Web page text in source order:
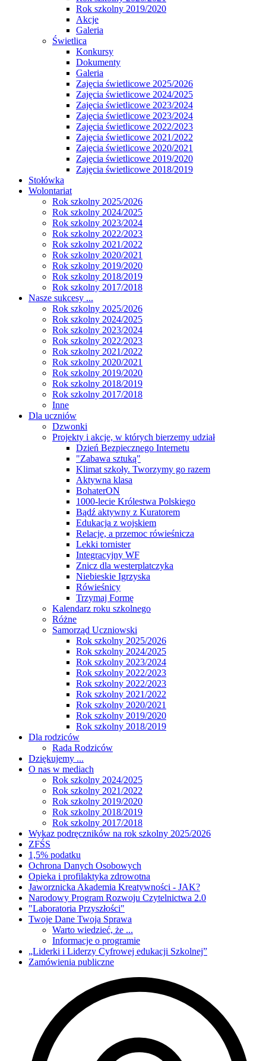
Rok szkolny 2019/2020
Akcje
Galeria
Świetlica
Konkursy
Dokumenty
Galeria
Zajęcia świetlicowe 2025/2026
Zajęcia świetlicowe 2024/2025
Zajęcia świetlicowe 2023/2024
Zajęcia świetlicowe 2023/2024
Zajęcia świetlicowe 2022/2023
Zajęcia świetlicowe 2021/2022
Zajęcia świetlicowe 2020/2021
Zajęcia świetlicowe 2019/2020
Zajęcia świetlicowe 2018/2019
Stołówka
Wolontariat
Rok szkolny 2025/2026
Rok szkolny 2024/2025
Rok szkolny 2023/2024
Rok szkolny 2022/2023
Rok szkolny 2021/2022
Rok szkolny 2020/2021
Rok szkolny 2019/2020
Rok szkolny 2018/2019
Rok szkolny 2017/2018
Nasze sukcesy ...
Rok szkolny 2025/2026
Rok szkolny 2024/2025
Rok szkolny 2023/2024
Rok szkolny 2022/2023
Rok szkolny 2021/2022
Rok szkolny 2020/2021
Rok szkolny 2019/2020
Rok szkolny 2018/2019
Rok szkolny 2017/2018
Inne
Dla uczniów
Dzwonki
Projekty i akcje, w których bierzemy udział
Dzień Bezpiecznego Internetu
"Zabawa sztuką"
Klimat szkoły. Tworzymy go razem
Aktywna klasa
BohaterON
1000-lecie Królestwa Polskiego
Bądź aktywny z Kuratorem
Edukacja z wojskiem
Relacje, a przemoc rówieśnicza
Lekki tornister
Integracyjny WF
Znicz dla westerplatczyka
Niebieskie Igrzyska
Rówieśnicy
Trzymaj Formę
Kalendarz roku szkolnego
Różne
Samorząd Uczniowski
Rok szkolny 2025/2026
Rok szkolny 2024/2025
Rok szkolny 2023/2024
Rok szkolny 2022/2023
Rok szkolny 2022/2023
Rok szkolny 2021/2022
Rok szkolny 2020/2021
Rok szkolny 2019/2020
Rok szkolny 2018/2019
Dla rodziców
Rada Rodziców
Dziękujemy ...
O nas w mediach
Rok szkolny 2024/2025
Rok szkolny 2021/2022
Rok szkolny 2019/2020
Rok szkolny 2018/2019
Rok szkolny 2017/2018
Wykaz podręczników na rok szkolny 2025/2026
ZFŚS
1,5% podatku
Ochrona Danych Osobowych
Opieka i profilaktyka zdrowotna
Jaworznicka Akademia Kreatywności - JAK?
Narodowy Program Rozwoju Czytelnictwa 2.0
"Laboratoria Przyszłości"
Twoje Dane Twoja Sprawa
Warto wiedzieć, że ...
Informacje o programie
„Liderki i Liderzy Cyfrowej edukacji Szkolnej”
Zamówienia publiczne